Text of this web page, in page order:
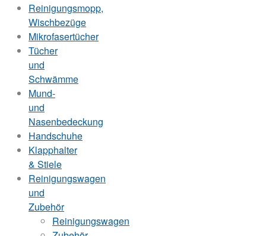
Reinigungsmopp,
Wischbezüge
Mikrofasertücher
Tücher
und
Schwämme
Mund-
und
Nasenbedeckung
Handschuhe
Klapphalter
& Stiele
Reinigungswagen
und
Zubehör
Reinigungswagen